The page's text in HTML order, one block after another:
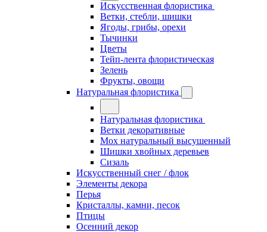
Искусственная флористика
Ветки, стебли, шишки
Ягоды, грибы, орехи
Тычинки
Цветы
Тейп-лента флористическая
Зелень
Фрукты, овощи
Натуральная флористика
Натуральная флористика
Ветки декоративные
Мох натуральный высушенный
Шишки хвойных деревьев
Сизаль
Искусственный снег / флок
Элементы декора
Перья
Кристаллы, камни, песок
Птицы
Осенний декор